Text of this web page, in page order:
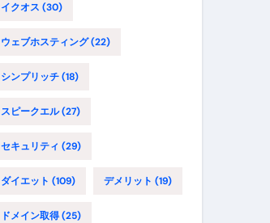
イクオス (30)
ウェブホスティング(22)
シンプリッチ(18)
スピークエル(27)
セキュリティ (29)
ダイエット (109) デメリット (19)
ドメイン取得(25)